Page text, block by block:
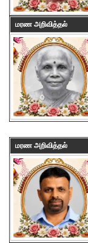
மரண அறிவித்தல்
மரண அறிவித்தல்